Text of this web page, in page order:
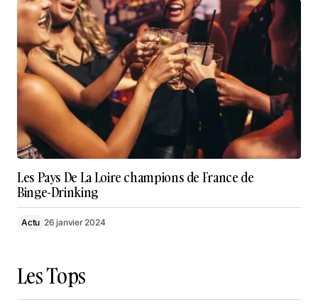
Les Pays De La Loire champions de France de
Binge-Drinking
Actu 26 janvier 2024
Les Tops